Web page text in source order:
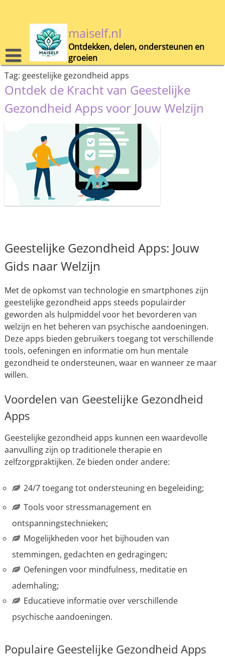
maiself.nl
Ontdekken, delen, ondersteunen en
groeien
Tag: geestelijke gezondheid apps
Ontdek de Kracht van Geestelijke
Gezondheid Apps voor Jouw Welzijn
Geestelijke Gezondheid Apps: Jouw
Gids naar Welzijn
Met de opkomst van technologie en smartphones zijn
geestelijke gezondheid apps steeds populairder
geworden als hulpmiddel voor het bevorderen van
welzijn en het beheren van psychische aandoeningen.
Deze apps bieden gebruikers toegang tot verschillende
tools, oefeningen en informatie om hun mentale
gezondheid te ondersteunen, waar en wanneer ze maar
willen.
Voordelen van Geestelijke Gezondheid
Apps
Geestelijke gezondheid apps kunnen een waardevolle
aanvulling zijn op traditionele therapie en
zelfzorgpraktijken. Ze bieden onder andere:
24/7 toegang tot ondersteuning en begeleiding;
Tools voor stressmanagement en
ontspanningstechnieken;
Mogelijkheden voor het bijhouden van
stemmingen, gedachten en gedragingen;
Oefeningen voor mindfulness, meditatie en
ademhaling;
Educatieve informatie over verschillende
psychische aandoeningen.
Populaire Geestelijke Gezondheid Apps